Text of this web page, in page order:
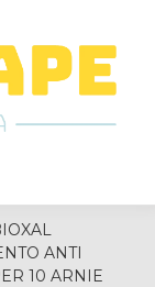
ANTI
10 ARNIE